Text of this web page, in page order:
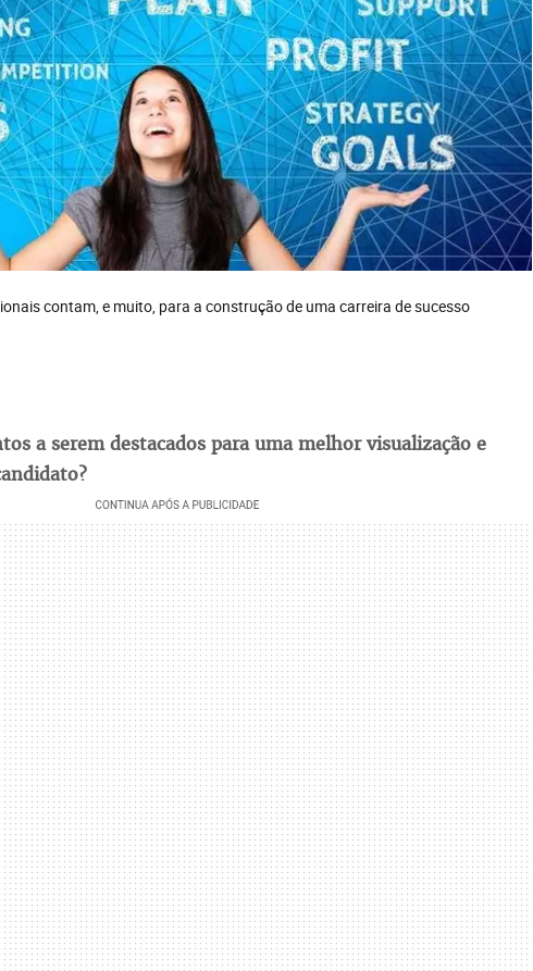
contam, e muito, para a construção de uma carreira de sucesso
a serem destacados para uma melhor visualização e